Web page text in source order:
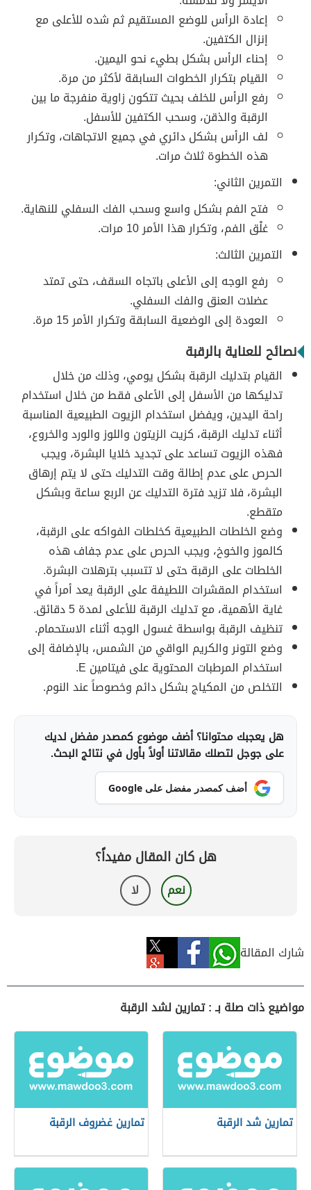
إعادة الرأس للوضع المستقيم ثم شده للأعلى مع
إنزال الكتفين.
إحناء الرأس بشكل بطيء نحو اليمين.
القيام بتكرار الخطوات السابقة لأكثر من مرة.
رفع الرأس للخلف بحيث تتكون زاوية منفرجة ما بين
الرقبة والذقن، وسحب الكتفين للأسفل.
لف الرأس بشكل دائري في جميع الاتجاهات، وتكرار
هذه الخطوة ثلاث مرات.
التمرين الثاني:
فتح الفم بشكل واسع وسحب الفك السفلي للنهاية.
غلْق الفم، وتكرار هذا الأمر 10 مرات.
التمرين الثالث:
رفع الوجه إلى الأعلى باتجاه السقف، حتى تمتد
عضلات العنق والفك السفلي.
العودة إلى الوضعية السابقة وتكرار الأمر 15 مرة.
نصائح للعناية بالرقبة
القيام بتدليك الرقبة بشكل يومي، وذلك من خلال
تدليكها من الأسفل إلى الأعلى فقط من خلال استخدام
راحة اليدين، ويفضل استخدام الزيوت الطبيعية المناسبة
أثناء تدليك الرقبة، كزيت الزيتون واللوز والورد والخروع،
فهذه الزيوت تساعد على تجديد خلايا البشرة، ويجب
الحرص على عدم إطالة وقت التدليك حتى لا يتم إرهاق
البشرة، فلا تزيد فترة التدليك عن الربع ساعة وبشكل
متقطع.
وضع الخلطات الطبيعية كخلطات الفواكه على الرقبة،
كالموز والخوخ، ويجب الحرص على عدم جفاف هذه
الخلطات على الرقبة حتى لا تتسبب بترهلات البشرة.
استخدام المقشرات اللطيفة على الرقبة يعد أمراً في
غاية الأهمية، مع تدليك الرقبة للأعلى لمدة 5 دقائق.
تنظيف الرقبة بواسطة غسول الوجه أثناء الاستحمام.
وضع التونر والكريم الواقي من الشمس، بالإضافة إلى
استخدام المرطبات المحتوية على فيتامين E.
التخلص من المكياج بشكل دائم وخصوصاً عند النوم.
هل يعجبك محتوانا؟ أضف موضوع كمصدر مفضل لديك
على جوجل لتصلك مقالاتنا أولاً بأول في نتائج البحث.
أضف كمصدر مفضل على Google
هل كان المقال مفيداً؟
نعم لا
شارك المقالة
مواضيع ذات صلة بـ : تمارين لشد الرقبة
تمارين شد الرقبة تمارين غضروف الرقبة